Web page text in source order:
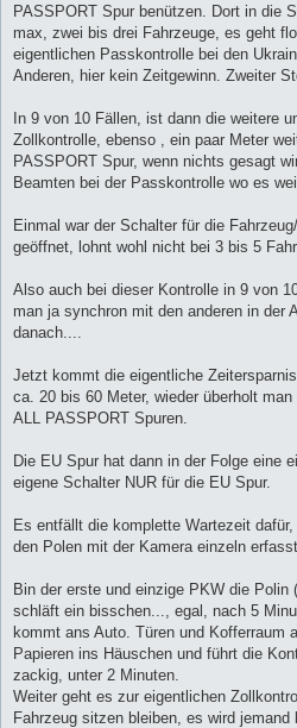
PASSPORT Spur benützen. Dort in die
max, zwei bis drei Fahrzeuge, es geht
eigentlichen Passkontrolle bei den
Anderen, hier kein Zeitgewinn. Zweiter
In 9 von 10 Fällen, ist dann die weitere
Zollkontrolle, ebenso , ein paar Meter
PASSPORT Spur, wenn nichts gesagt
Beamten bei der Passkontrolle wo es
Einmal war der Schalter für die
geöffnet, lohnt wohl nicht bei 3 bis 5
Also auch bei dieser Kontrolle in 9 von
man ja synchron mit den anderen in der
danach....
Jetzt kommt die eigentliche
ca. 20 bis 60 Meter, wieder überholt
ALL PASSPORT Spuren.
Die EU Spur hat dann in der Folge eine
eigene Schalter NUR für die EU Spur.
Es entfällt die komplette Wartezeit
den Polen mit der Kamera einzeln
Bin der erste und einzige PKW die
schläft ein bisschen..., egal, nach 5
kommt ans Auto. Türen und Kofferraum
Papieren ins Häuschen und führt die
zackig, unter 2 Minuten.
Weiter geht es zur eigentlichen
Fahrzeug sitzen bleiben, es wird